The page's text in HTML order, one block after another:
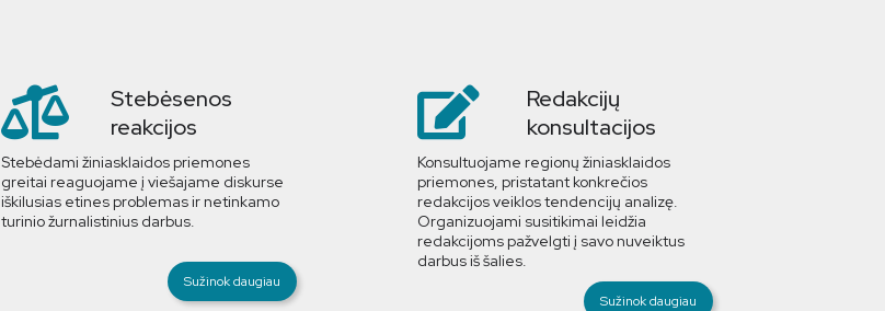
Stebėsenos
reakcijos
Stebėdami žiniasklaidos priemones
greitai reaguojame į viešajame diskurse
iškilusias etines problemas ir netinkamo
turinio žurnalistinius darbus.
Sužinok daugiau
Redakcijų
konsultacijos
Konsultuojame regionų žiniasklaidos
priemones, pristatant konkrečios
redakcijos veiklos tendencijų analizę.
Organizuojami susitikimai leidžia
redakcijoms pažvelgti į savo nuveiktus
darbus iš šalies.
Sužinok daugiau